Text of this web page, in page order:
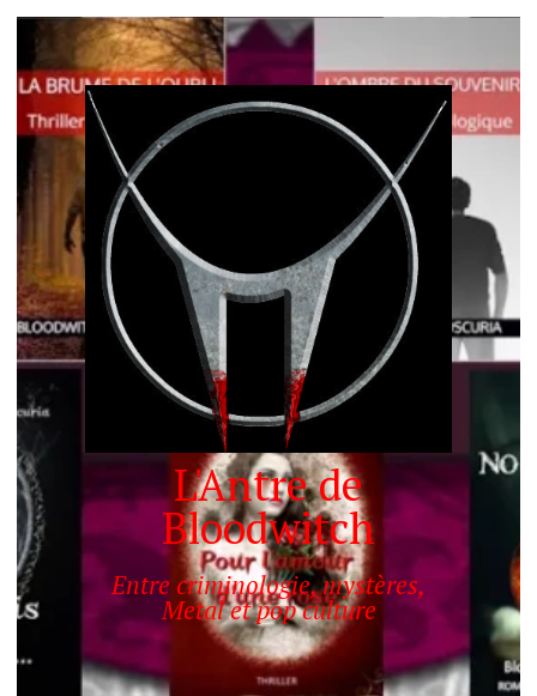
L'Antre de
Bloodwitch
Entre criminologie, mystères,
Metal et pop culture